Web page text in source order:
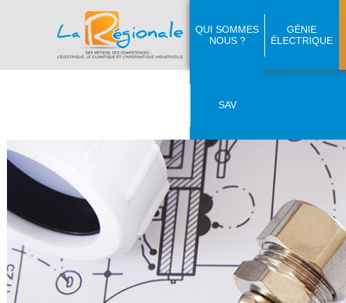
QUI SOMMES
NOUS ?
GÉNIE
ÉLECTRIQUE
SAV